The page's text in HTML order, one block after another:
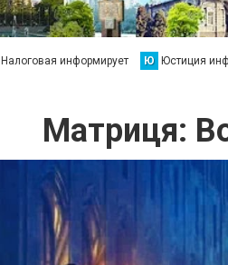
Налоговая информирует Ю Юстиция
Матриця: